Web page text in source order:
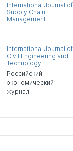
International Journal of
Supply Chain
Management
International Journal of
Civil Engineering and
Technology
Российский
экономический
журнал